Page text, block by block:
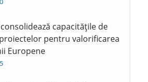
capacitățile de
pentru valorificarea
Europene